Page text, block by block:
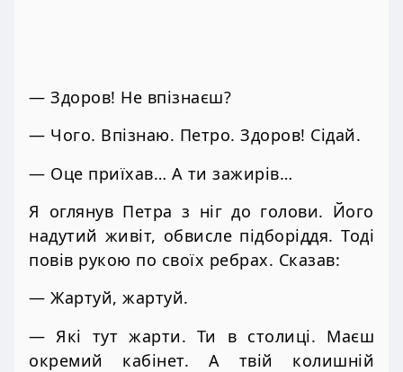
— Здоров! Не впізнаєш?
— Чого. Впізнаю. Петро. Здоров! Сідай.
— Оце приїхав… А ти зажирів…
Я оглянув Петра з ніг до голови. Його
надутий живіт, обвисле підборіддя. Тоді
повів рукою по своїх ребрах. Сказав:
— Жартуй, жартуй.
— Які тут жарти. Ти в столиці. Маєш
окремий кабінет. А твій колишній